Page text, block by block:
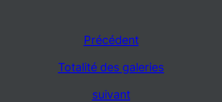
Précédent
Totalité des galeries
suivant